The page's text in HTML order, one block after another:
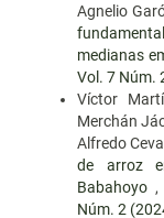
Agnelio
medianas
Vol. 7 Núm.
Víctor
Merchán
Alfredo
de arroz
Babahoyo ,
Núm. 2